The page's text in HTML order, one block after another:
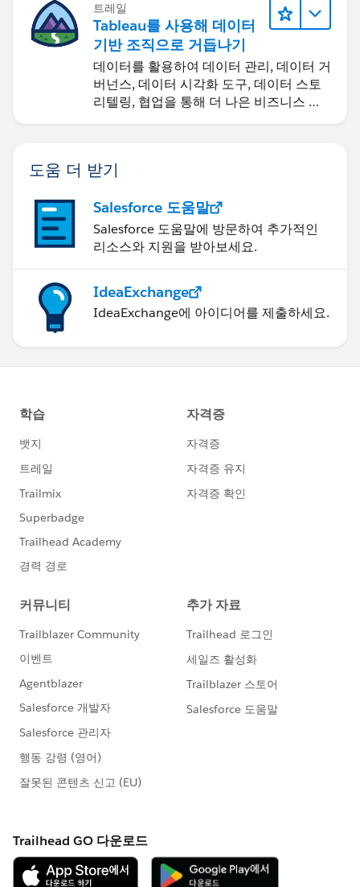
트레일
Tableau를 사용해 데이터
기반 조직으로 거듭나기
데이터를 활용하여 데이터 관리, 데이터 거
버넌스, 데이터 시각화 도구, 데이터 스토
리텔링, 협업을 통해 더 나은 비즈니스 성
과를 달성하세요.
도움 더 받기
Salesforce 도움말
Salesforce 도움말에 방문하여 추가적인
리소스와 지원을 받아보세요.
IdeaExchange
IdeaExchange에 아이디어를 제출하세요.